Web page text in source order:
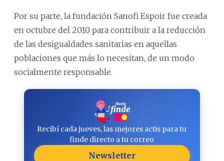
Por su parte, la fundación Sanofi Espoir fue creada
en octubre del 2010 para contribuir a la reducción
de las desigualdades sanitarias en aquellas
poblaciones que más lo necesitan, de un modo
socialmente responsable.
Recibí cada jueves, las mejores actis para tu
finde directo a tu correo
Newsletter